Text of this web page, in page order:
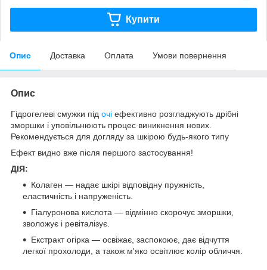
Купити
Опис Доставка Оплата Умови повернення
Опис
Гідрогелеві смужки під очі ефективно розгладжують дрібні
зморшки і уповільнюють процес виникнення нових.
Рекомендується для догляду за шкірою будь-якого типу
Ефект видно вже після першого застосування!
ДІЯ:
Колаген — надає шкірі відповідну пружність,
еластичність і напруженість.
Гіалуронова кислота — відмінно скорочує зморшки,
зволожує і ревіталізує.
Екстракт огірка — освіжає, заспокоює, дає відчуття
легкої прохолоди, а також м'яко освітлює колір обличчя.